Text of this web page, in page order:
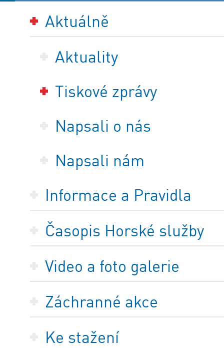
Aktuálně
Aktuality
Tiskové zprávy
Napsali o nás
Napsali nám
Informace a Pravidla
Časopis Horské služby
Video a foto galerie
Záchranné akce
Ke stažení